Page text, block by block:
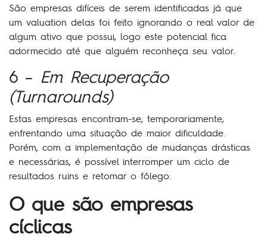
São empresas difíceis de serem identificadas já que
um valuation delas foi feito ignorando o real valor de
algum ativo que possui, logo este potencial fica
adormecido até que alguém reconheça seu valor.
6 – Em Recuperação
(Turnarounds)
Estas empresas encontram-se, temporariamente,
enfrentando uma situação de maior dificuldade.
Porém, com a implementação de mudanças drásticas
e necessárias, é possível interromper um ciclo de
resultados ruins e retomar o fôlego.
O que são empresas
cíclicas